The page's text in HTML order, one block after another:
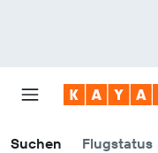
Suchen Flugstatus